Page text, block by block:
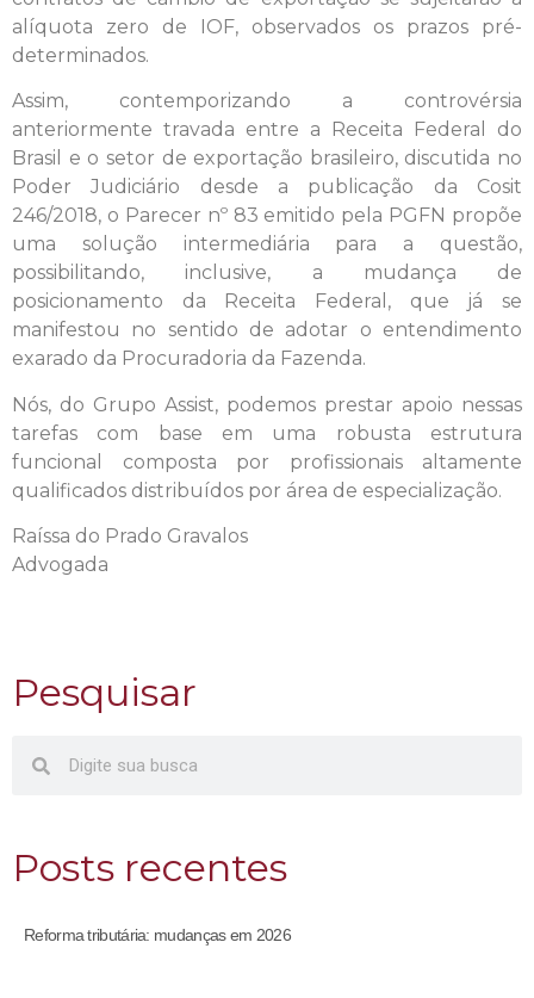
alíquota zero de IOF, observados os prazos pré-
determinados.
Assim, contemporizando a controvérsia
anteriormente travada entre a Receita Federal do
Brasil e o setor de exportação brasileiro, discutida no
Poder Judiciário desde a publicação da Cosit
246/2018, o Parecer nº 83 emitido pela PGFN propõe
uma solução intermediária para a questão,
possibilitando, inclusive, a mudança de
posicionamento da Receita Federal, que já se
manifestou no sentido de adotar o entendimento
exarado da Procuradoria da Fazenda.
Nós, do Grupo Assist, podemos prestar apoio nessas
tarefas com base em uma robusta estrutura
funcional composta por profissionais altamente
qualificados distribuídos por área de especialização.
Raíssa do Prado Gravalos
Advogada
Pesquisar
Posts recentes
Reforma tributária: mudanças em 2026